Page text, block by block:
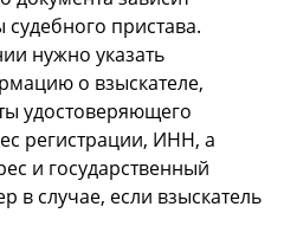
судебного пристава.
нужно указать
о взыскателе,
удостоверяющего
регистрации, ИНН, а
и государственный
в случае, если взыскатель